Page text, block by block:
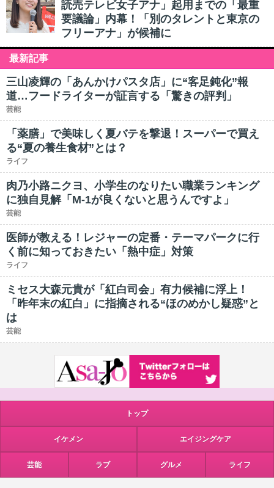
読売テレビ女子アナ」起用までの「最重
要議論」内幕！「別のタレントと東京の
フリーアナ」が候補に
最新記事
三山凌輝の「あんかけパスタ店」に“客足鈍化”報
道…フードライターが証言する「驚きの評判」
芸能
「薬膳」で美味しく夏バテを撃退！スーパーで買え
る“夏の養生食材”とは？
ライフ
肉乃小路ニクヨ、小学生のなりたい職業ランキング
に独自見解「M-1が良くないと思うんですよ」
芸能
医師が教える！レジャーの定番・テーマパークに行
く前に知っておきたい「熱中症」対策
ライフ
ミセス大森元貴が「紅白司会」有力候補に浮上！
「昨年末の紅白」に指摘される“ほのめかし疑惑”と
は
芸能
トップ
イケメン エイジングケア
芸能 ラブ グルメ ライフ